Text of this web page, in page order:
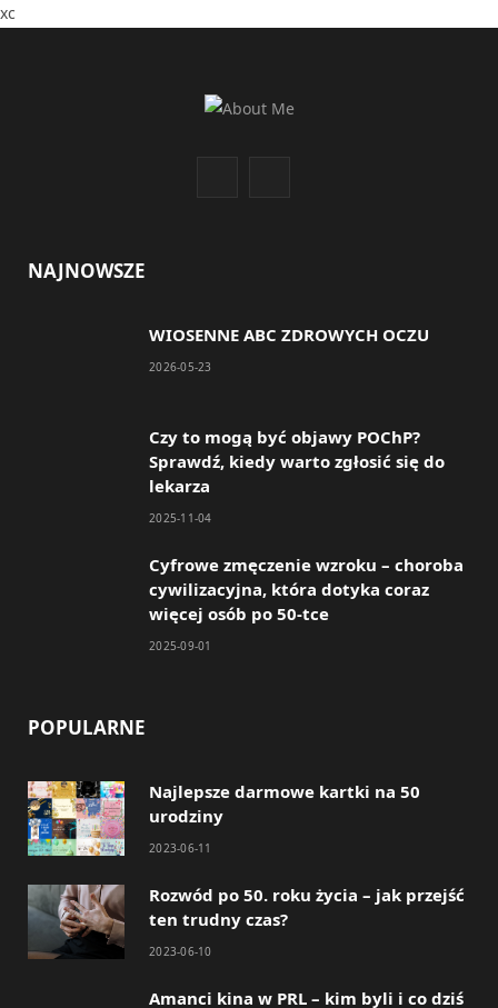
xc
b
k
a
a
NAJNOWSZE
WIOSENNE ABC ZDROWYCH OCZU
2026-05-23
Czy to mogą być objawy POChP?
Sprawdź, kiedy warto zgłosić się do
lekarza
2025-11-04
Cyfrowe zmęczenie wzroku – choroba
cywilizacyjna, która dotyka coraz
więcej osób po 50-tce
2025-09-01
POPULARNE
Najlepsze darmowe kartki na 50
urodziny
2023-06-11
Rozwód po 50. roku życia – jak przejść
ten trudny czas?
2023-06-10
Amanci kina w PRL – kim byli i co dziś